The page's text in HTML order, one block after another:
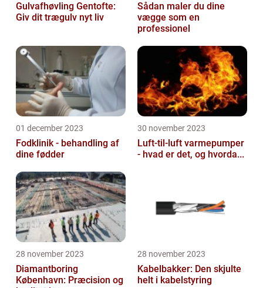
Gulvafhøvling Gentofte:
Giv dit trægulv nyt liv
Sådan maler du dine
vægge som en
professionel
01 december 2023
Fodklinik - behandling af
dine fødder
30 november 2023
Luft-til-luft varmepumper
- hvad er det, og hvorda...
28 november 2023
Diamantboring
København: Præcision og
28 november 2023
Kabelbakker: Den skjulte
helt i kabelstyring